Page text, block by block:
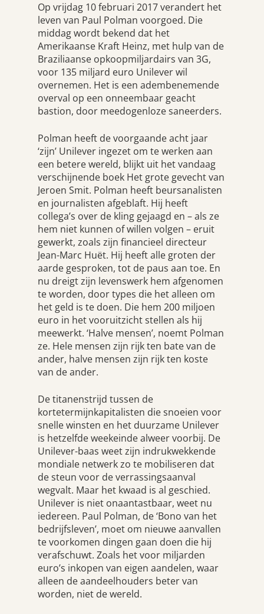
Op vrijdag 10 februari 2017 verandert het
leven van Paul Polman voorgoed. Die
middag wordt bekend dat het
Amerikaanse Kraft Heinz, met hulp van de
Braziliaanse opkoopmiljardairs van 3G,
voor 135 miljard euro Unilever wil
overnemen. Het is een adembenemende
overval op een onneembaar geacht
bastion, door meedogenloze saneerders.
Polman heeft de voorgaande acht jaar
‘zijn’ Unilever ingezet om te werken aan
een betere wereld, blijkt uit het vandaag
verschijnende boek Het grote gevechtvan
Jeroen Smit. Polman heeft beursanalisten
en journalisten afgeblaft. Hij heeft
collega’s over de kling gejaagd en – als ze
hem niet kunnen of willen volgen – eruit
gewerkt, zoals zijn financieel directeur
Jean-Marc Huët. Hij heeft alle groten der
aarde gesproken, tot de paus aan toe. En
nu dreigt zijn levenswerk hem afgenomen
te worden, door types die het alleen om
het geld is te doen. Die hem 200 miljoen
euro in het vooruitzicht stellen als hij
meewerkt. ‘Halve mensen’, noemt Polman
ze. Hele mensen zijn rijk ten bate van de
ander, halve mensen zijn rijk ten koste
van de ander.
De titanenstrijd tussen de
kortetermijnkapitalisten die snoeien voor
snelle winsten en het duurzame Unilever
is hetzelfde weekeinde alweer voorbij. De
Unilever-baas weet zijn indrukwekkende
mondiale netwerk zo te mobiliseren dat
de steun voor de verrassingsaanval
wegvalt. Maar het kwaad is al geschied.
Unilever is niet onaantastbaar, weet nu
iedereen. Paul Polman, de ‘Bono van het
bedrijfsleven’, moet om nieuwe aanvallen
te voorkomen dingen gaan doen die hij
verafschuwt. Zoals het voor miljarden
euro’s inkopen van eigen aandelen, waar
alleen de aandeelhouders beter van
worden, niet de wereld.